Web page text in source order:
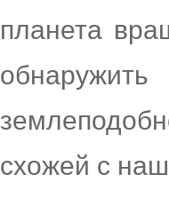
планета
схожей с